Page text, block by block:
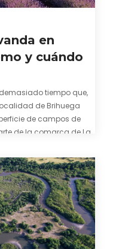
en
y cuándo
tiempo que,
de Brihuega
de campos de
de la comarca de La